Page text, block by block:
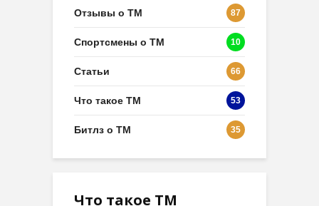
Отзывы о ТМ 87
Спортсмены о ТМ 10
Статьи 66
Что такое ТМ 53
Битлз о ТМ 35
Что такое ТМ